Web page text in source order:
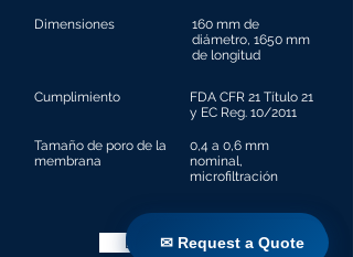
Dimensiones
160 mm de
diámetro, 1650 mm
de longitud
Cumplimiento
FDA CFR 21 Título 21
y EC Reg. 10/2011
Tamaño de poro de la
membrana
0,4 a 0,6 mm
nominal,
microfiltración
Descargar folleto
✉ Request a Quote
✉ Request a Quote